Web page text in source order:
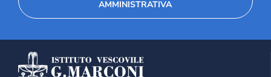
AMMINISTRATIVA